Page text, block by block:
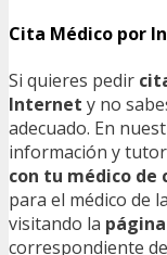
Cita Médico por
Si quieres pedir
Internet y no
adecuado. En
información y
con tu médico de
para el médico de
visitando la
correspondiente